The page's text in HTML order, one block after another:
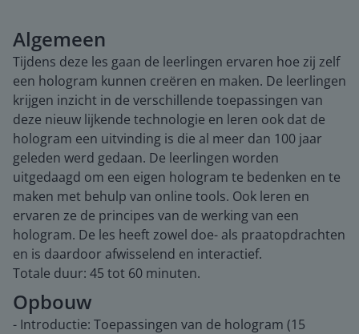
Algemeen
Tijdens deze les gaan de leerlingen ervaren hoe zij zelf
een hologram kunnen creëren en maken. De leerlingen
krijgen inzicht in de verschillende toepassingen van
deze nieuw lijkende technologie en leren ook dat de
hologram een uitvinding is die al meer dan 100 jaar
geleden werd gedaan. De leerlingen worden
uitgedaagd om een eigen hologram te bedenken en te
maken met behulp van online tools. Ook leren en
ervaren ze de principes van de werking van een
hologram. De les heeft zowel doe- als praatopdrachten
en is daardoor afwisselend en interactief.
Totale duur: 45 tot 60 minuten.
Opbouw
- Introductie: Toepassingen van de hologram (15